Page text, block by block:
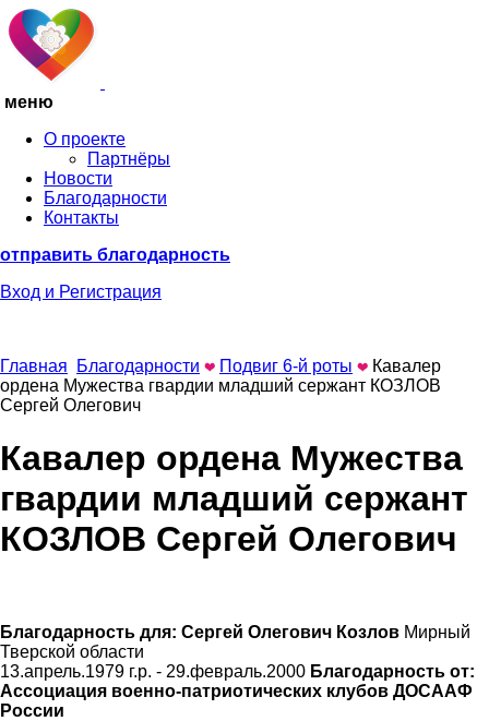
меню
О проекте
Партнёры
Новости
Благодарности
Контакты
отправить благодарность
Вход и Регистрация
Главная Благодарности Подвиг 6-й роты
Кавалер
ордена Мужества гвардии младший сержант КОЗЛОВ
Сергей Олегович
Кавалер ордена Мужества
гвардии младший сержант
КОЗЛОВ Сергей Олегович
Благодарность для: Сергей Олегович Козлов Мирный
Тверской области
13.апрель.1979 г.р. - 29.февраль.2000 Благодарность от:
Ассоциация военно-патриотических клубов ДОСААФ
России